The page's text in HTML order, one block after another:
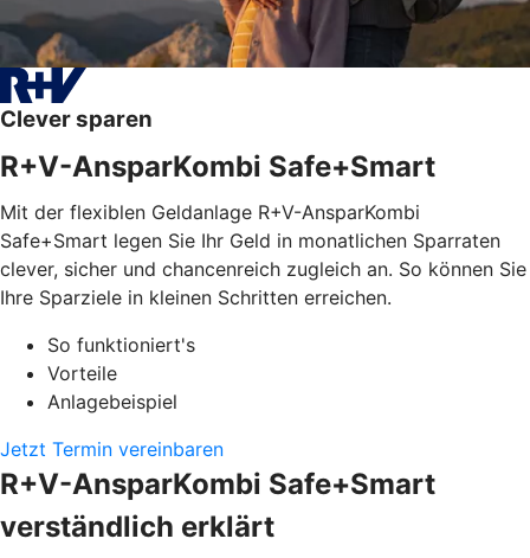
Clever sparen
R+V-AnsparKombi Safe+Smart
Mit der flexiblen Geldanlage R+V-AnsparKombi
Safe+Smart legen Sie Ihr Geld in monatlichen Sparraten
clever, sicher und chancenreich zugleich an. So können Sie
Ihre Sparziele in kleinen Schritten erreichen.
So funktioniert's
Vorteile
Anlagebeispiel
Jetzt Termin vereinbaren
R+V-AnsparKombi Safe+Smart
verständlich erklärt